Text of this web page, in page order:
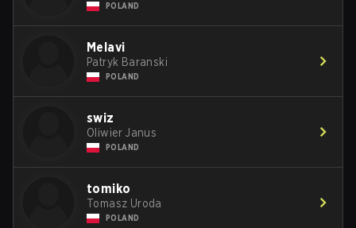
POLAND
Melavi
Patryk Baranski
POLAND
swiz
Oliwier Janus
POLAND
tomiko
Tomasz Uroda
POLAND